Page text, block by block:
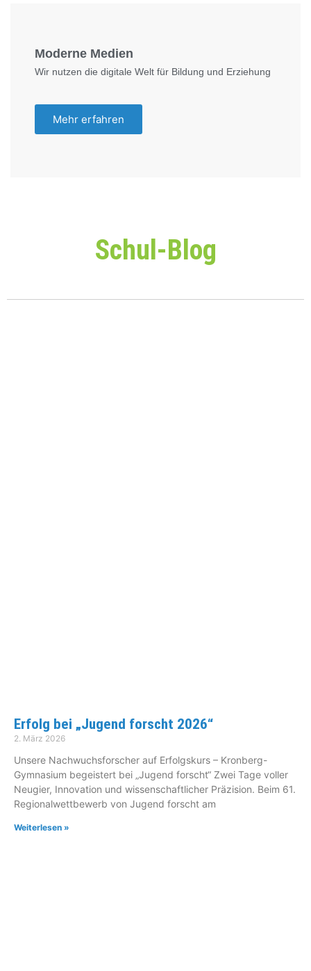
Moderne Medien
Wir nutzen die digitale Welt für Bildung und Erziehung
Mehr erfahren
Schul-Blog
Erfolg bei „Jugend forscht 2026“
2. März 2026
Unsere Nachwuchsforscher auf Erfolgskurs – Kronberg-
Gymnasium begeistert bei „Jugend forscht“ Zwei Tage voller
Neugier, Innovation und wissenschaftlicher Präzision. Beim 61.
Regionalwettbewerb von Jugend forscht am
Weiterlesen »